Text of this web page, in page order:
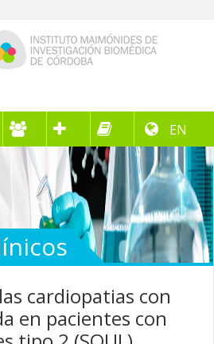
EN
cardiopatias con
en pacientes con